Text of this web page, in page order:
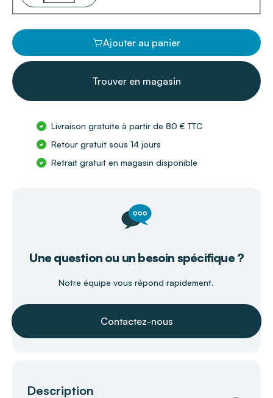
Ajouter au panier
Trouver en magasin
Livraison gratuite à partir de 80 € TTC
Retour gratuit sous 14 jours
Retrait gratuit en magasin disponible
Une question ou un besoin spécifique ?
Notre équipe vous répond rapidement.
Contactez-nous
Description